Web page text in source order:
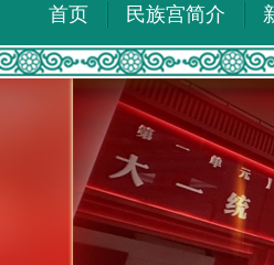
首页 民族宫简介